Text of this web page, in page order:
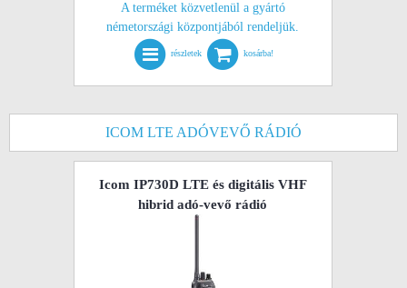
A terméket közvetlenül a gyártó
németországi központjából rendeljük.
részletek kosárba!
ICOM LTE ADÓVEVŐ RÁDIÓ
Icom IP730D LTE és digitális VHF
hibrid adó-vevő rádió